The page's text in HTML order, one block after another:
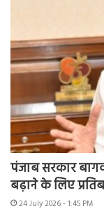
पंजाब सरकार
बढ़ाने के लिए
24 July 2026 - 1:45 PM